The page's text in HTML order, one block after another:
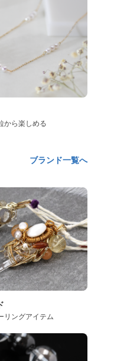
から楽しめる
ブランド一覧へ
リングアイテム